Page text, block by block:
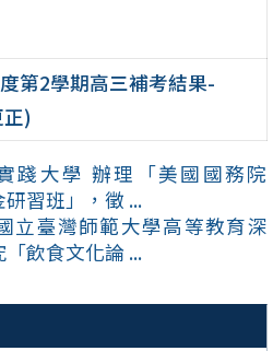
第2學期高三補考結果-
)
踐大學 辦理「美國國務院
習班」，徵 ...
立臺灣師範大學高等教育深
飲食文化論 ...